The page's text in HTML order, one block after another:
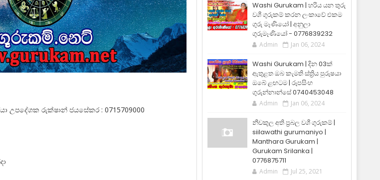
උපදේශක රුක්ෂාන් ජයසේකර : 0715709000
Washi Gurukam | හරිය යන තුරු
වශී ගුරුකම් කරන ලංකාවේ එකම
ගුරු මෑණියෝ | අනුලා
ගුරුමෑණියෝ - 0776839232
Admin Jan 06, 2024
Washi Gurukam | දින 03ක්
ඇතුළත ඔබ කැමති ස්ත්‍රිය පුරුෂයා
ඔබේ ළඟටම | රූපසිංහ
ගුරුන්නාන්සේ 0740453048
Admin Jan 06, 2024
නීචකුල අති ප්‍රබල වශී ගුරුකම් |
siilawathi gurumaniyo |
Manthara Gurukam |
Gurukam Srilanka |
0776875711
Admin Jul 25, 2021